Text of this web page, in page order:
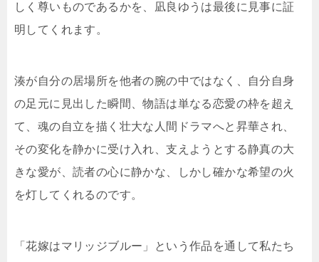
しく尊いものであるかを、凪良ゆうは最後に見事に証
明してくれます。
湊が自分の居場所を他者の腕の中ではなく、自分自身
の足元に見出した瞬間、物語は単なる恋愛の枠を超え
て、魂の自立を描く壮大な人間ドラマへと昇華され、
その変化を静かに受け入れ、支えようとする静真の大
きな愛が、読者の心に静かな、しかし確かな希望の火
を灯してくれるのです。
「花嫁はマリッジブルー」という作品を通して私たち